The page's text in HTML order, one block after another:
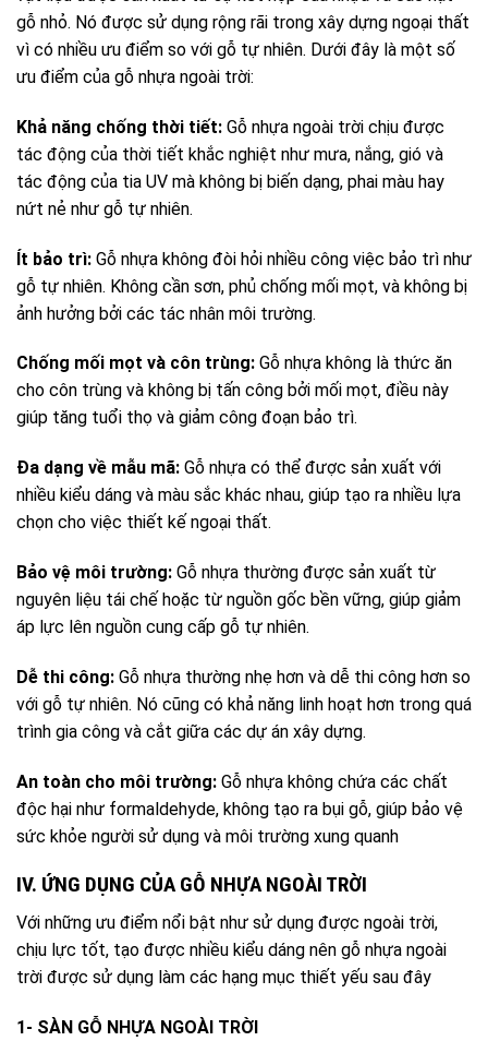
gỗ nhỏ. Nó được sử dụng rộng rãi trong xây dựng ngoại thất
vì có nhiều ưu điểm so với gỗ tự nhiên. Dưới đây là một số
ưu điểm của gỗ nhựa ngoài trời:
Khả năng chống thời tiết: Gỗ nhựa ngoài trời chịu được
tác động của thời tiết khắc nghiệt như mưa, nắng, gió và
tác động của tia UV mà không bị biến dạng, phai màu hay
nứt nẻ như gỗ tự nhiên.
Ít bảo trì: Gỗ nhựa không đòi hỏi nhiều công việc bảo trì như
gỗ tự nhiên. Không cần sơn, phủ chống mối mọt, và không bị
ảnh hưởng bởi các tác nhân môi trường.
Chống mối mọt và côn trùng: Gỗ nhựa không là thức ăn
cho côn trùng và không bị tấn công bởi mối mọt, điều này
giúp tăng tuổi thọ và giảm công đoạn bảo trì.
Đa dạng về mẫu mã: Gỗ nhựa có thể được sản xuất với
nhiều kiểu dáng và màu sắc khác nhau, giúp tạo ra nhiều lựa
chọn cho việc thiết kế ngoại thất.
Bảo vệ môi trường: Gỗ nhựa thường được sản xuất từ
nguyên liệu tái chế hoặc từ nguồn gốc bền vững, giúp giảm
áp lực lên nguồn cung cấp gỗ tự nhiên.
Dễ thi công: Gỗ nhựa thường nhẹ hơn và dễ thi công hơn so
với gỗ tự nhiên. Nó cũng có khả năng linh hoạt hơn trong quá
trình gia công và cắt giữa các dự án xây dựng.
An toàn cho môi trường: Gỗ nhựa không chứa các chất
độc hại như formaldehyde, không tạo ra bụi gỗ, giúp bảo vệ
sức khỏe người sử dụng và môi trường xung quanh
IV. ỨNG DỤNG CỦA GỖ NHỰA NGOÀI TRỜI
Với những ưu điểm nổi bật như sử dụng được ngoài trời,
chịu lực tốt, tạo được nhiều kiểu dáng nên gỗ nhựa ngoài
trời được sử dụng làm các hạng mục thiết yếu sau đây
1- SÀN GỖ NHỰA NGOÀI TRỜI